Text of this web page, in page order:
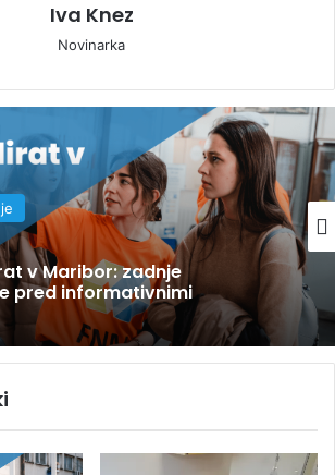
Iva Knez
Novinarka
v Maribor: zadnje
pred informativnimi
v Maribor: tvoj vodič po
dnevih Univerze v Mariboru